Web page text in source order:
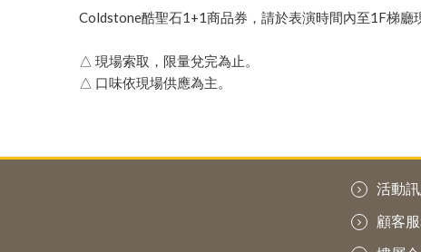
Coldstone酷聖石1+1商品券，請於表演時間內至1F梯廳
△ 現場索取，限量兌完為止。
△ 口味依現場供應為主。
活動
顧客